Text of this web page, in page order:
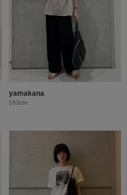
yamakana
163cm